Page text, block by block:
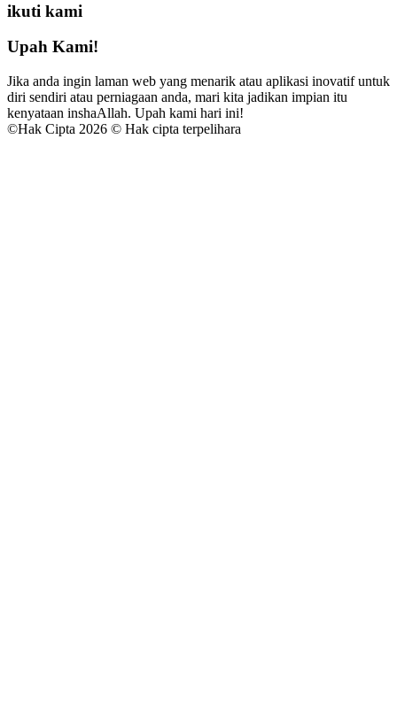
ikuti kami
Upah Kami!
Jika anda ingin laman web yang menarik atau aplikasi inovatif untuk
diri sendiri atau perniagaan anda, mari kita jadikan impian itu
kenyataan inshaAllah. Upah kami hari ini!
©Hak Cipta 2026 © Hak cipta terpelihara